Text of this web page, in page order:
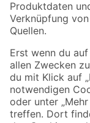
Sicher einkaufen
Jetzt die toom-